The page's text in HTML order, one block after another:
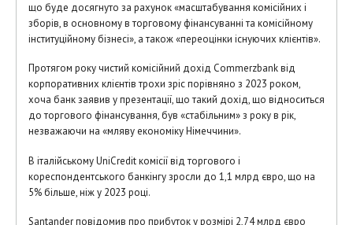
що буде досягнуто за рахунок «масштабування комісійних і
зборів, в основному в торговому фінансуванні та комісійному
інституційному бізнесі», а також «переоцінки існуючих клієнтів».
Протягом року чистий комісійний дохід Commerzbank від
корпоративних клієнтів трохи зріс порівняно з 2023 роком,
хоча банк заявив у презентації, що такий дохід, що відноситься
до торгового фінансування, був «стабільним» з року в рік,
незважаючи на «мляву економіку Німеччини».
В італійському UniCredit комісії від торгового і
кореспондентського банкінгу зросли до 1,1 млрд євро, що на
5% більше, ніж у 2023 році.
Santander повідомив про прибуток у розмірі 2,74 млрд євро